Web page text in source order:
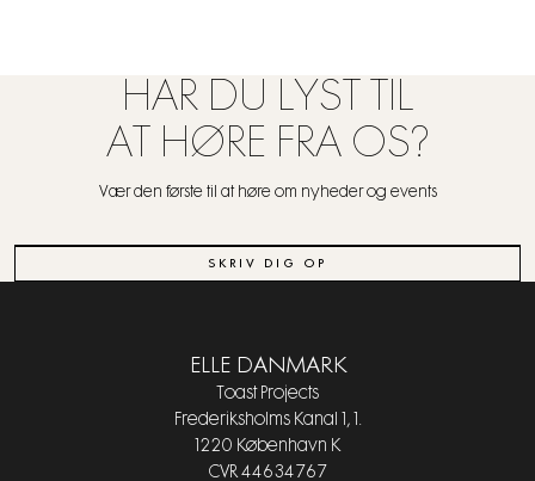
HAR DU LYST TIL
AT HØRE FRA OS?
Vær den første til at høre om nyheder og events
SKRIV DIG OP
ELLE DANMARK
Toast Projects
Frederiksholms Kanal 1, 1.
1220 København K
CVR 44634767